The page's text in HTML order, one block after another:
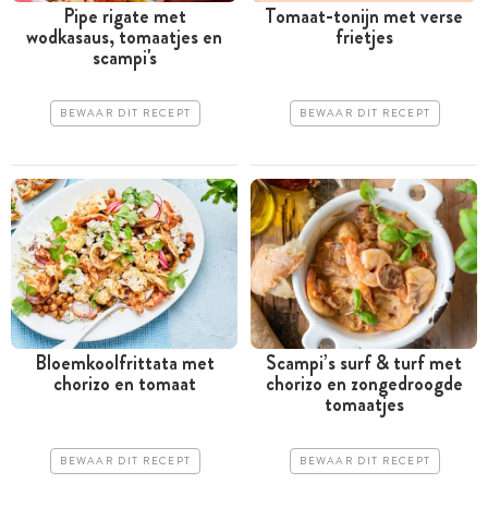
Pipe rigate met
wodkasaus, tomaatjes en
scampi's
BEWAAR DIT RECEPT
Tomaat-tonijn met verse
frietjes
BEWAAR DIT RECEPT
Bloemkoolfrittata met
chorizo en tomaat
BEWAAR DIT RECEPT
Scampi’s surf & turf met
chorizo en zongedroogde
tomaatjes
BEWAAR DIT RECEPT